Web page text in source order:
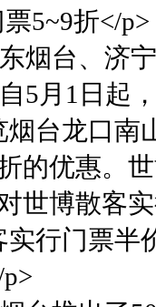
5~9折</p>
台、济宁
1日起，
烟台龙口南
的优惠。
世博散客
行门票半